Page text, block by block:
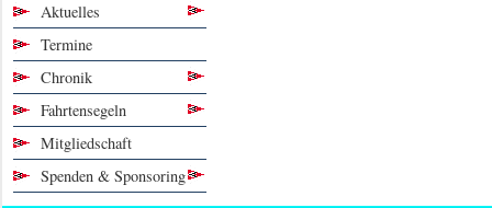
Aktuelles
Termine
Chronik
Fahrtensegeln
Mitgliedschaft
Spenden & Sponsoring